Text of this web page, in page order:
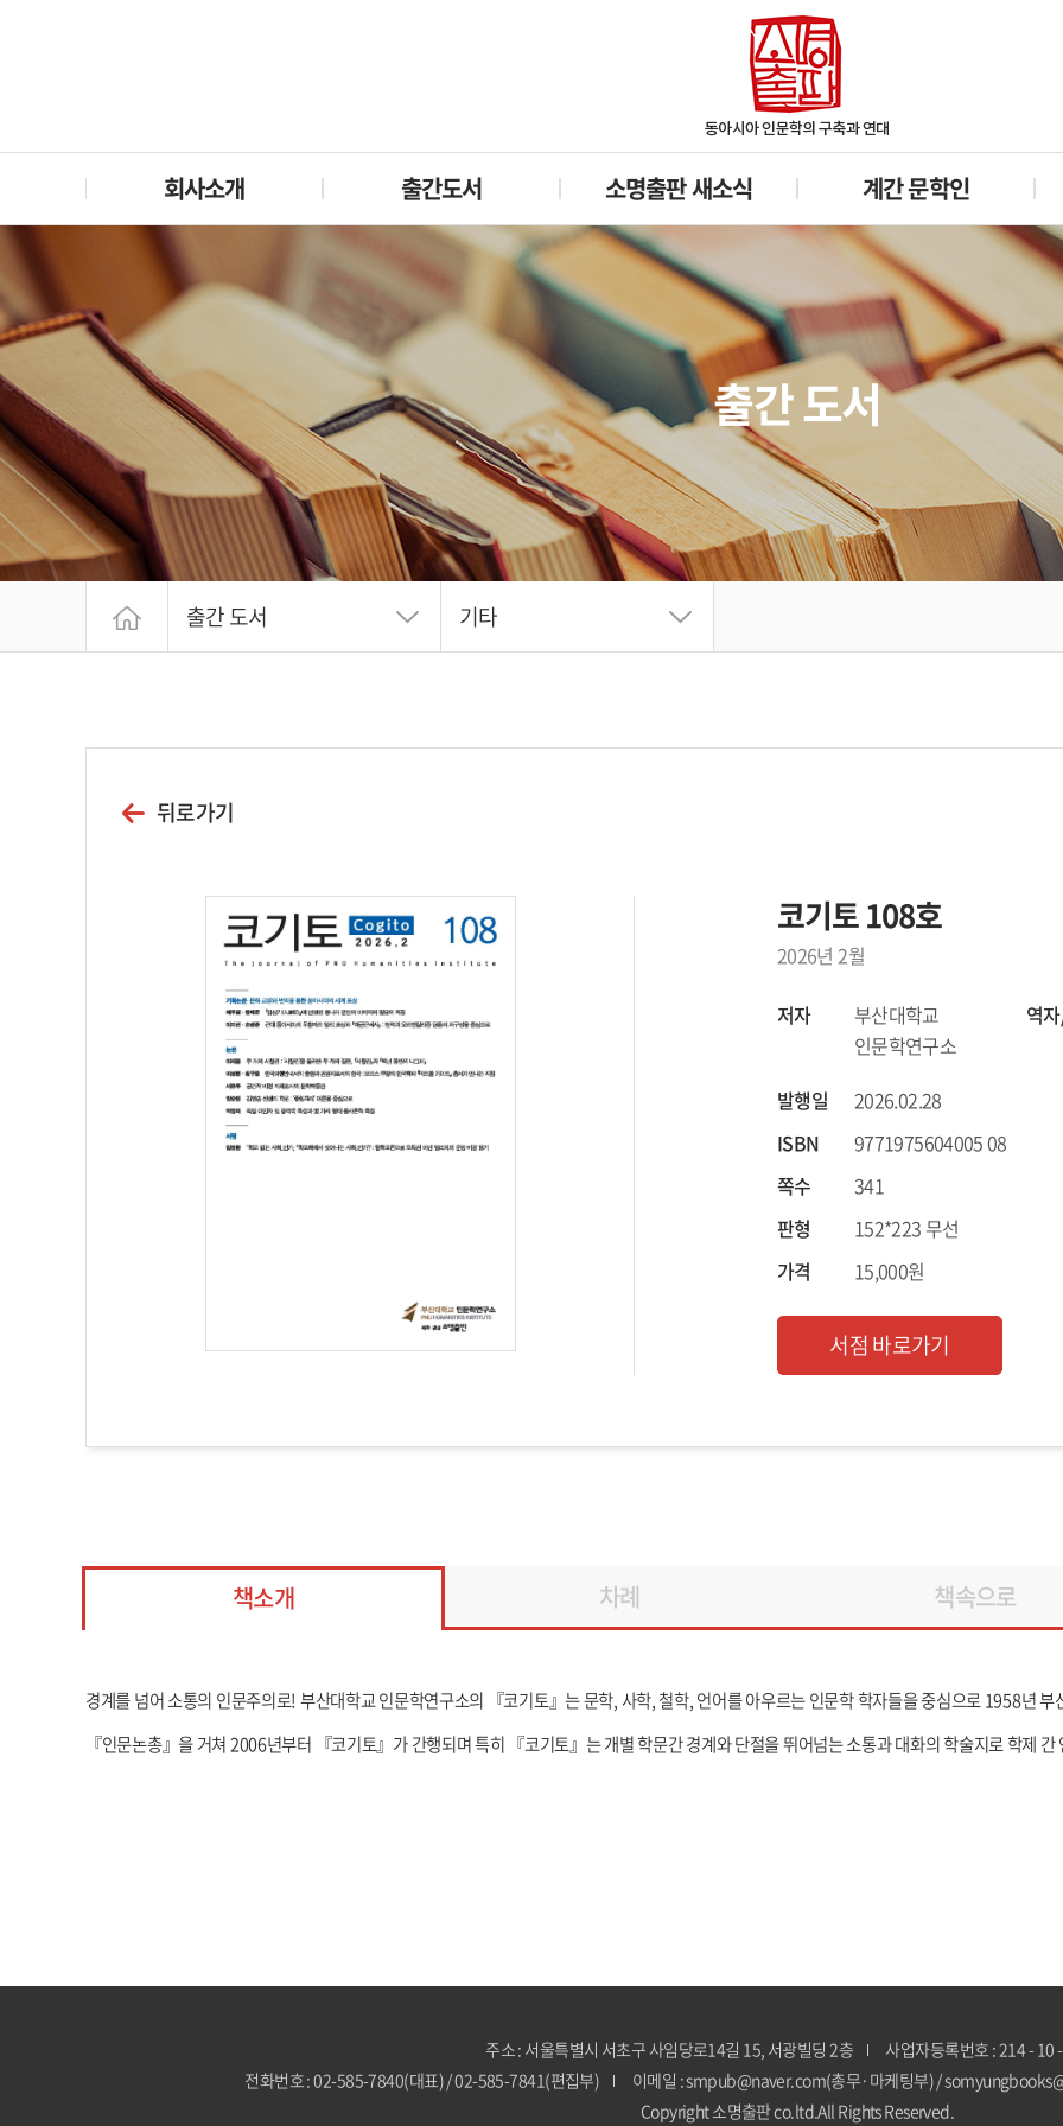
회사소개 출간도서 소명출판 새소식 계간 문학인
출간 도서
출간 도서 기타
뒤로가기
코기토 108호
2026년 2월
저자
부산대학교
인문학연구소
역
발행일
2026.02.28
ISBN
9771975604005 08
쪽수
341
판형
152*223 무선
가격
15,000원
서점 바로가기
책소개 차례 책속으로
경계를 넘어 소통의 인문주의로! 부산대학교 인문학연구소의 『코기토』는 문학, 사학, 철학, 언어를 아우르는 인문학 학자들을 중심으로 1958년
『인문논총』을 거쳐 2006년부터 『코기토』가 간행되며 특히 『코기토』는 개별 학문간 경계와 단절을 뛰어넘는 소통과 대화의 학술지로 학제
주소 : 서울특별시 서초구 사임당로14길 15, 서광빌딩 2층
사업자등록번호 : 214 - 10
전화번호 : 02-585-7840(대표) / 02-585-7841(편집부)
이메일 : smpub@naver.com(총무·마케팅부) /
Copyright 소명출판 co.ltd.All Rights Reserved.